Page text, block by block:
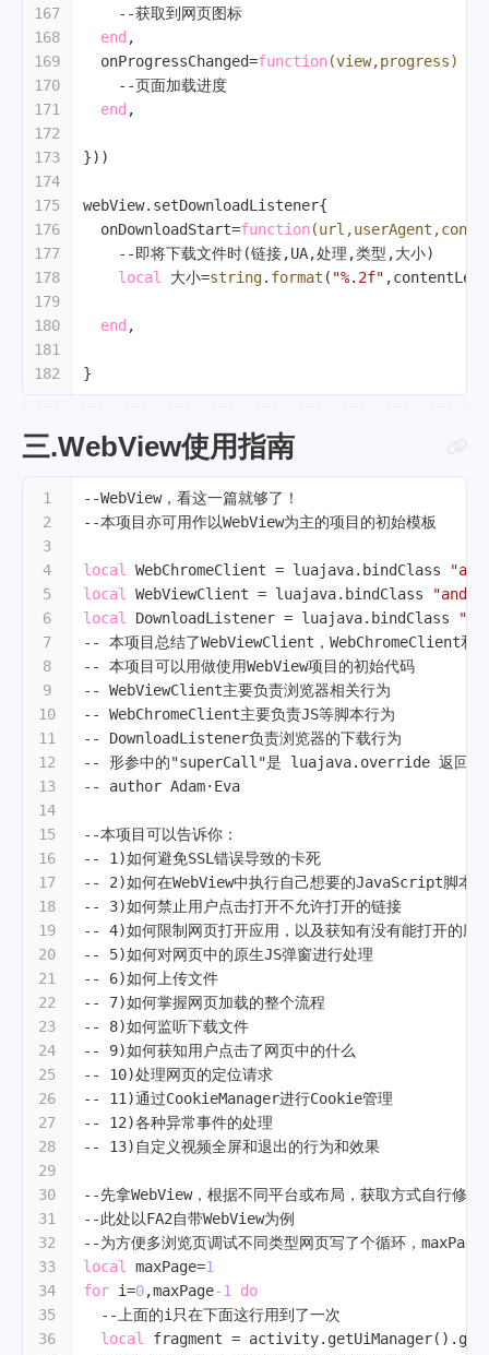
167
168
169
170
171
172
173
174
175
176
177
178
179
180
181
182
--获取到网页图标
end ,
  onProgressChanged=
function(view,progress)
--页面加载进度
end ,
}))
webView.setDownloadListener{
  onDownloadStart=
function
--即将下载文件时(链接,UA,处理,类型,大小)
local
大小=string. format ( "%.2f"
end ,
}
三.WebView使用指南
1
2
3
4
5
6
7
8
9
10
11
12
13
14
15
16
17
18
19
20
21
22
23
24
25
26
27
28
29
30
31
32
33
34
35
36
--WebView，看这一篇就够了！
--本项目亦可用作以WebView为主的项目的初始模板
local WebChromeClient = luajava.bindClass
local
WebViewClient = luajava.bindClass
local
DownloadListener = luajava.bindClass
-- 本项目总结了WebViewClient，WebChromeClient和
-- 本项目可以用做使用WebView项目的初始代码
-- WebViewClient主要负责浏览器相关行为
-- WebChromeClient主要负责JS等脚本行为
-- DownloadListener负责浏览器的下载行为
-- 形参中的"superCall"是 luajava.override 返回的
-- author Adam·Eva
--本项目可以告诉你：
-- 1)如何避免SSL错误导致的卡死
-- 2)如何在WebView中执行自己想要的JavaScript脚本，
-- 3)如何禁止用户点击打开不允许打开的链接
-- 4)如何限制网页打开应用，以及获知有没有能打开的应
-- 5)如何对网页中的原生JS弹窗进行处理
-- 6)如何上传文件
-- 7)如何掌握网页加载的整个流程
-- 8)如何监听下载文件
-- 9)如何获知用户点击了网页中的什么
-- 10)处理网页的定位请求
-- 11)通过CookieManager进行Cookie管理
-- 12)各种异常事件的处理
-- 13)自定义视频全屏和退出的行为和效果
--先拿WebView，根据不同平台或布局，获取方式自行修改
--此处以FA2自带WebView为例
--为方便多浏览页调试不同类型网页写了个循环，maxPage
local
maxPage=1
for i=0,maxPage-1
do
--上面的i只在下面这行用到了一次
local
fragment =